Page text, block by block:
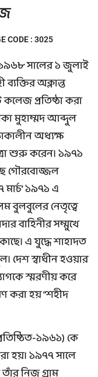
CODE : 3025
সালের ১ জুলাই
অক্লান্ত
কলেজ প্রতিষ্ঠা করা
মুহাম্মদ আব্দুল
অধ্যক্ষ
শুরু করেন। ১৯৭১
গৌরবোজ্জল
১৯৭১ এ
বুলবুলের নেতৃত্বে
বাহিনীর সম্মুখে
এ যুদ্ধে শাহাদত
স্বাধীন হওয়ার
স্মরণীয় করে
করা হয় “শহীদ
১৯৬১) কে
হয়। ১৯৭৭ সালে